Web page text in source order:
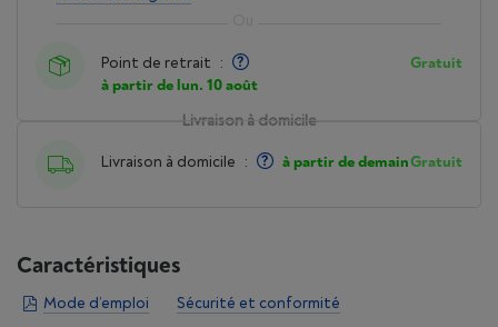
Livraison à domicile
Livraison à domicile : à partir de demainGratuit
Point de retrait :
à partir de lun. 10 août
Gratuit
Caractéristiques
Mode d’emploi Sécurité et conformité